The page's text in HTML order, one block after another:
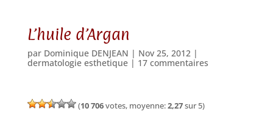
L’huile d’Argan
par Dominique DENJEAN | Nov 25, 2012 |
dermatologie esthetique| 17 commentaires
(10 706votes, moyenne:2,27sur 5)